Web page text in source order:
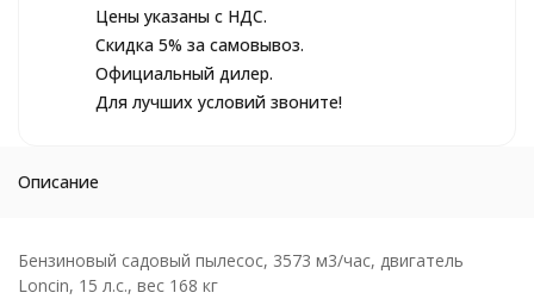
Цены указаны с НДС.
Скидка 5% за самовывоз.
Официальный дилер.
Для лучших условий звоните!
Описание
Бензиновый садовый пылесос, 3573 м3/час, двигатель
Loncin, 15 л.с., вес 168 кг